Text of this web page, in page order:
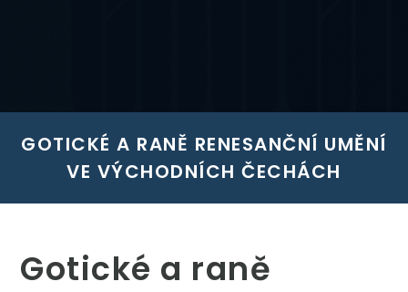
GOTICKÉ A RANĚ RENESANČNÍ UMĚNÍ
VE VÝCHODNÍCH ČECHÁCH
Gotické a raně